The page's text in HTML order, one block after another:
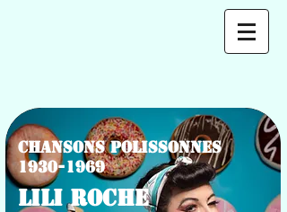
Chansons polissonnes
1930-1969
LILI ROCHE